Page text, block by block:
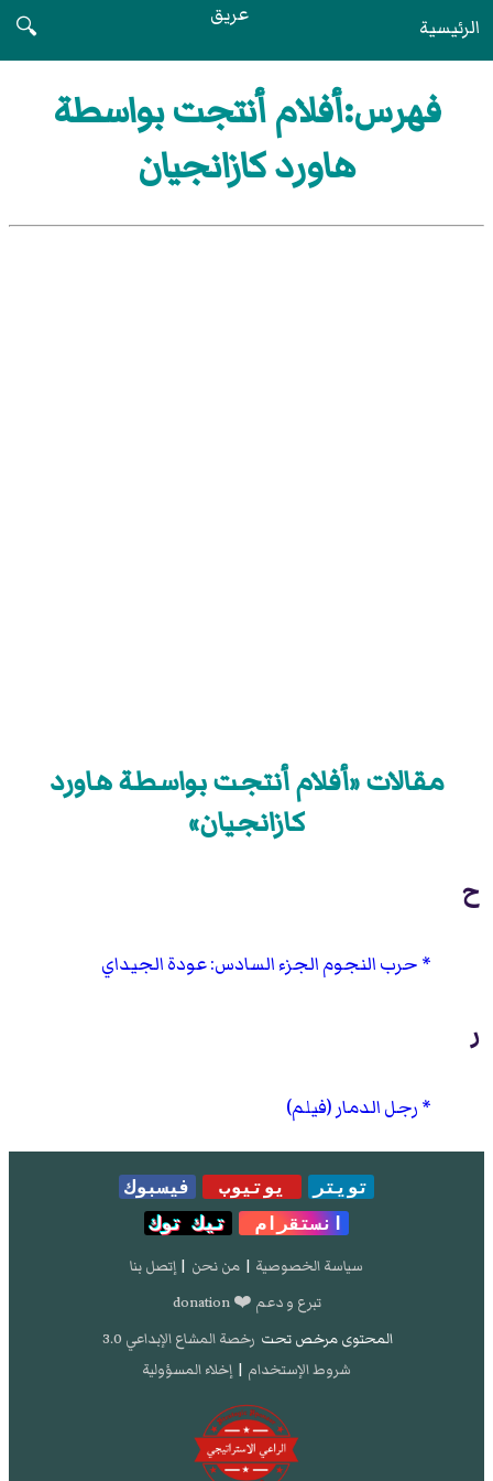
الرئيسية عريق
🔍
فهرس:أفلام أنتجت بواسطة
هاورد كازانجيان
مقالات «أفلام أنتجت بواسطة هاورد
كازانجيان»
ح
حرب النجوم الجزء السادس: عودة الجيداي
ر
رجل الدمار (فيلم)
تويتر يوتيوب
فيسبوك
انستقرام
تيك توك
سياسة الخصوصية | من نحن | إتصل بنا
تبرع و دعم ❤️ donation
المحتوى مرخص تحت رخصة المشاع الإبداعي 3.0
شروط الإستخدام | إخلاء المسؤولية